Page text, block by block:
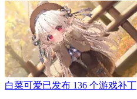
白菜可爱已发布 136 个游戏补丁